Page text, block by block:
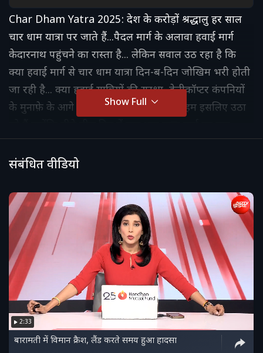
Char Dham Yatra 2025: देश के करोड़ों श्रद्धालु हर साल
चार धाम यात्रा पर जाते हैं...पैदल मार्ग के अलावा हवाई मार्ग
केदारनाथ पहुंचने का रास्ता है... लेकिन सवाल उठ रहा है कि
क्या हवाई मार्ग से चार धाम यात्रा दिन-ब-दिन जोखिम भरी होती
जा रही है... क्या हवाई यात्रियों की सुरक्षा, हेलीकॉप्टर कंपनियों
के मुनाफ़े के आगे भुलाई जा रही है... ये सवाल हम इसलिए उठा
हेलीकॉप्टर हादसे हो चुके हैं... और ये हादसे न सिर्फ़ केदारनाथ,
बल्कि बद्रीनाथ और गंंगोत्री के रास्तों पर भी हुए हैं.
Show Full
संबंधित वीडियो
2:33
बारामती में विमान क्रैश, लैंड करते समय हुआ हादसा